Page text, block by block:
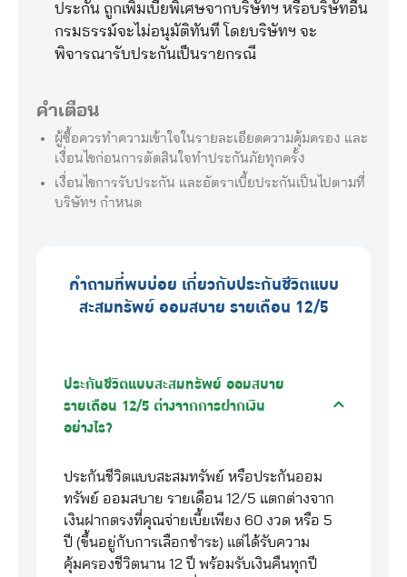
ประกัน ถูกเพิ่มเบี้ยพิเศษจากบริษัทฯ หรือบริษัทอื่น
กรมธรรม์จะไม่อนุมัติทันที โดยบริษัทฯ จะ
พิจารณารับประกันเป็นรายกรณี
คำเตือน
ผู้ซื้อควรทำความเข้าใจในรายละเอียดความคุ้มครอง และ
เงื่อนไขก่อนการตัดสินใจทำประกันภัยทุกครั้ง
เงื่อนไขการรับประกัน และอัตราเบี้ยประกันเป็นไปตามที่
บริษัทฯ กำหนด
คำถามที่พบบ่อย เกี่ยวกับประกันชีวิตแบบ
สะสมทรัพย์ ออมสบาย รายเดือน 12/5
ประกันชีวิตแบบสะสมทรัพย์ ออมสบาย
รายเดือน 12/5 ต่างจากการฝากเงิน
อย่างไร?
ประกันชีวิตแบบสะสมทรัพย์ หรือประกันออม
ทรัพย์ ออมสบาย รายเดือน 12/5 แตกต่างจาก
เงินฝากตรงที่คุณจ่ายเบี้ยเพียง 60 งวด หรือ 5
ปี (ขึ้นอยู่กับการเลือกชำระ) แต่ได้รับความ
คุ้มครองชีวิตนาน 12 ปี พร้อมรับเงินคืนทุกปี